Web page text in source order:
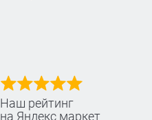
Наш рейтинг
на Яндекс маркет